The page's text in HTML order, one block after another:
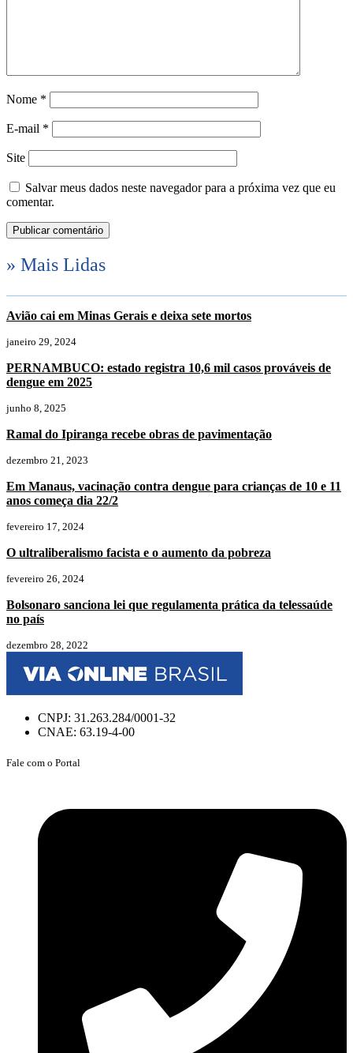
Nome *
E-mail *
Site
Salvar meus dados neste navegador para a próxima vez que eu
comentar.
» Mais Lidas
Avião cai em Minas Gerais e deixa sete mortos
janeiro 29, 2024
PERNAMBUCO: estado registra 10,6 mil casos prováveis de
dengue em 2025
junho 8, 2025
Ramal do Ipiranga recebe obras de pavimentação
dezembro 21, 2023
Em Manaus, vacinação contra dengue para crianças de 10 e 11
anos começa dia 22/2
fevereiro 17, 2024
O ultraliberalismo facista e o aumento da pobreza
fevereiro 26, 2024
Bolsonaro sanciona lei que regulamenta prática da telessaúde
no país
dezembro 28, 2022
CNPJ: 31.263.284/0001-32
CNAE: 63.19-4-00
Fale com o Portal